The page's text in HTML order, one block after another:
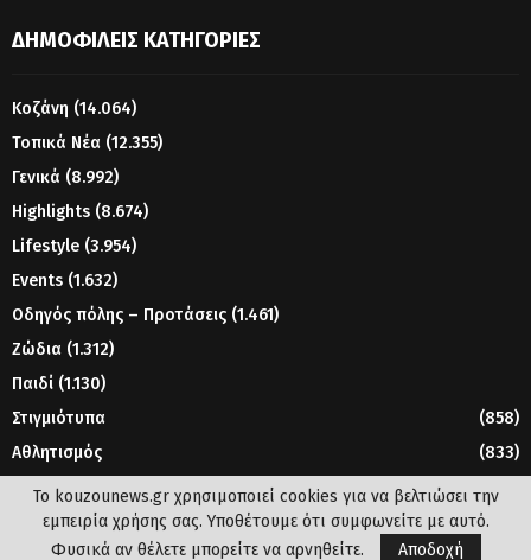
ΔΗΜΟΦΙΛΕΊΣ ΚΑΤΗΓΟΡΊΕΣ
Κοζάνη (14.064)
Τοπικά Νέα (12.355)
Γενικά (8.992)
Highlights (8.674)
Lifestyle (3.954)
Events (1.632)
Οδηγός πόλης – Προτάσεις (1.461)
Ζώδια (1.312)
Παιδί (1.130)
Στιγμιότυπα
(858)
Αθλητισμός
(833)
Γυναίκα
Το kouzounews.gr χρησιμοποιεί cookies για να βελτιώσει την
εμπειρία χρήσης σας. Υποθέτουμε ότι συμφωνείτε με αυτό.
Φυσικά αν θέλετε μπορείτε να αρνηθείτε.
Αποδοχή